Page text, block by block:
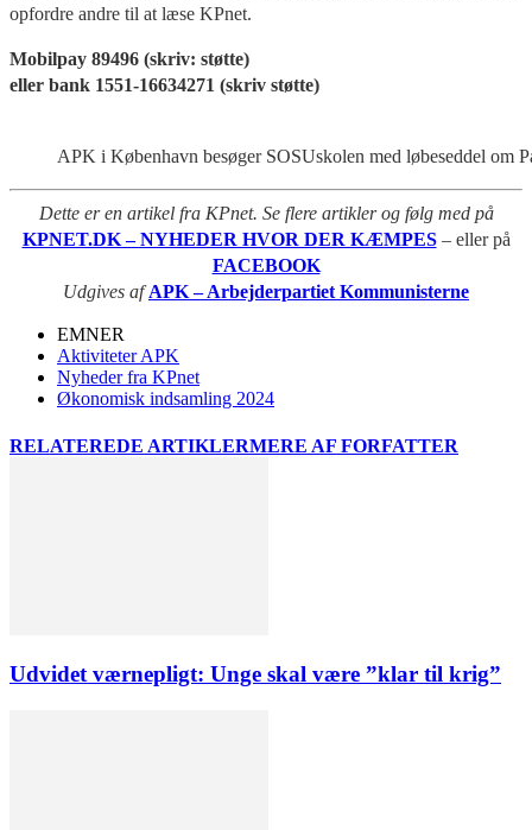
opfordre andre til at læse KPnet.
Mobilpay 89496 (skriv: støtte)
eller bank 1551-16634271 (skriv støtte)
APK i København besøger SOSUskolen med løbeseddel om
Dette er en artikel fra KPnet. Se flere artikler og følg med på
KPNET.DK – NYHEDER HVOR DER KÆMPES – eller på
FACEBOOK
Udgives afAPK – Arbejderpartiet Kommunisterne
EMNER
Aktiviteter APK
Nyheder fra KPnet
Økonomisk indsamling 2024
RELATEREDE ARTIKLERMERE AF FORFATTER
Udvidet værnepligt: Unge skal være ”klar til krig”